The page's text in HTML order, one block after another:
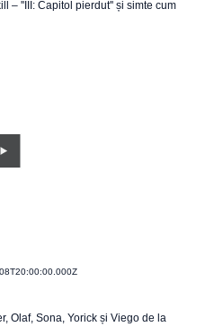
– ''III: Capitol pierdut'' și simte cum
Olaf, Sona, Yorick și Viego de la